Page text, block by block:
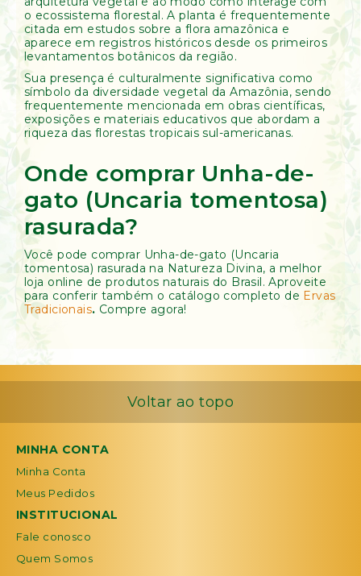
o ecossistema florestal. A planta é frequentemente
citada em estudos sobre a flora amazônica e
aparece em registros históricos desde os primeiros
levantamentos botânicos da região.
Sua presença é culturalmente significativa como
símbolo da diversidade vegetal da Amazônia, sendo
frequentemente mencionada em obras científicas,
exposições e materiais educativos que abordam a
riqueza das florestas tropicais sul-americanas.
Onde comprar Unha-de-
gato (Uncaria tomentosa)
rasurada?
Você pode comprar Unha-de-gato (Uncaria
tomentosa) rasurada na Natureza Divina, a melhor
loja online de produtos naturais do Brasil. Aproveite
para conferir também o catálogo completo de Ervas
Tradicionais. Compre agora!
Voltar ao topo
MINHA CONTA
Minha Conta
Meus Pedidos
INSTITUCIONAL
Fale conosco
Quem Somos